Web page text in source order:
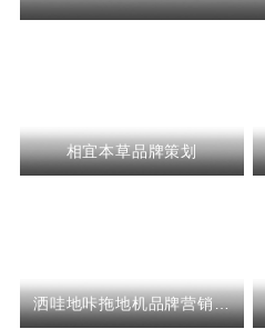
相宜本草品牌策划
洒哇地咔拖地机品牌营销策